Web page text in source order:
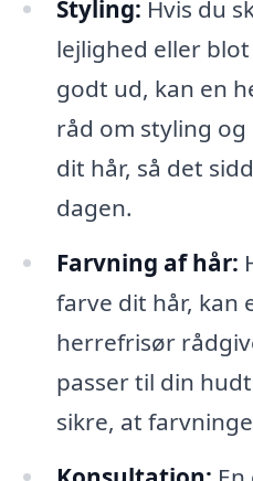
Styling: Hvis du
lejlighed eller
godt ud, kan en
råd om styling
dit hår, så det
dagen.
Farvning af hår:
farve dit hår, kan
herrefrisør
passer til din
sikre, at